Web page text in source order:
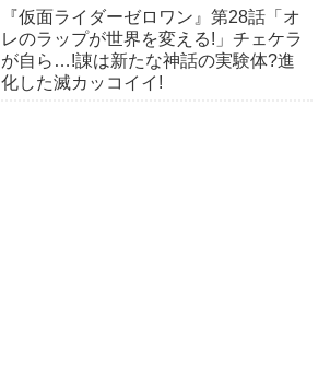
『仮面ライダーゼロワン』第28話「オ
レのラップが世界を変える!」チェケラ
が自ら…!諌は新たな神話の実験体?進
化した滅カッコイイ!